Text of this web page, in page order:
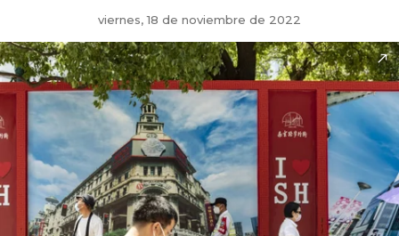
viernes, 18 de noviembre de 2022